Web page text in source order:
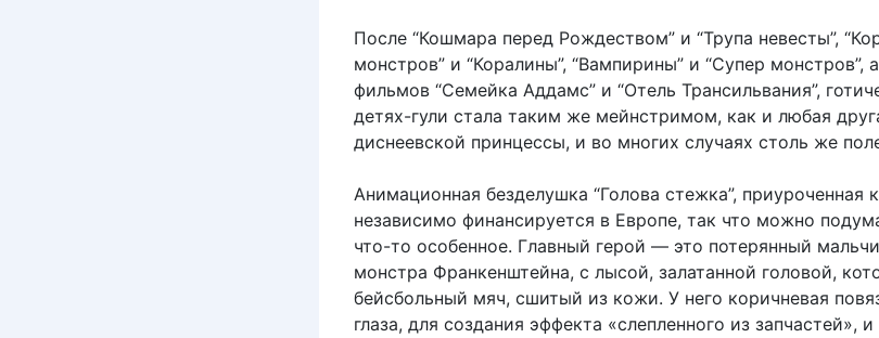
После “Кошмара перед Рождеством” и “Трупа невесты”,
монстров” и “Коралины”, “Вампирины” и “Супер монстров”,
фильмов “Семейка Аддамс” и “Отель Трансильвания”,
детях-гули стала таким же мейнстримом, как и любая
диснеевской принцессы, и во многих случаях столь же
Анимационная безделушка “Голова стежка”, приуроченная
независимо финансируется в Европе, так что можно
что-то особенное. Главный герой — это потерянный
монстра Франкенштейна, с лысой, залатанной головой,
бейсбольный мяч, сшитый из кожи. У него коричневая
глаза, для создания эффекта «слепленного из запчастей»,